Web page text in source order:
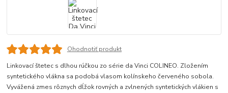
Ohodnotiť produkt
Linkovací štetec s dlhou rúčkou zo série da Vinci COLINEO. Zložením
syntetického vlákna sa podobá vlasom kolínskeho červeného sobola.
Vyvážená zmes rôznych dĺžok rovných a zvlnených syntetických vlákien s